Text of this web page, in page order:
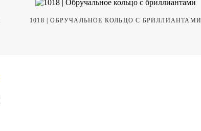
1018 | ОБРУЧАЛЬНОЕ КОЛЬЦО С БРИЛЛИАНТАМИ